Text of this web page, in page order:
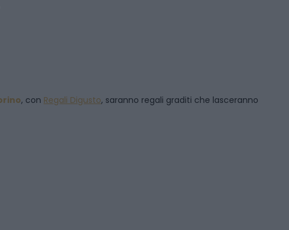
, con Regali Digusto, saranno regali graditi che lasceranno